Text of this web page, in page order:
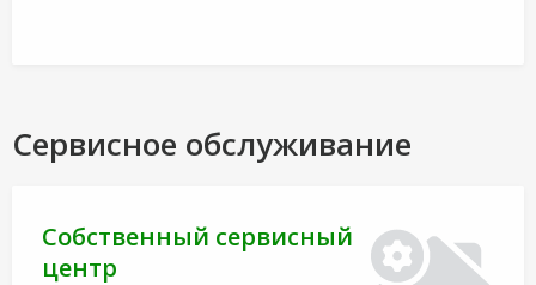
Сервисное обслуживание
Собственный сервисный
центр